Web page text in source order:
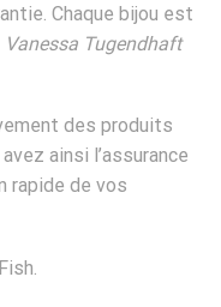
Chaque bijou est
Vanessa Tugendhaft
des produits
ainsi l’assurance
rapide de vos